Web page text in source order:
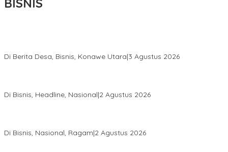
Di Berita Desa, Bisnis, Konawe Utara|3 Agustus 2026
Di Bisnis, Headline, Nasional|2 Agustus 2026
Di Bisnis, Nasional, Ragam|2 Agustus 2026